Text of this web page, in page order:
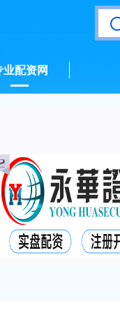
业配资网